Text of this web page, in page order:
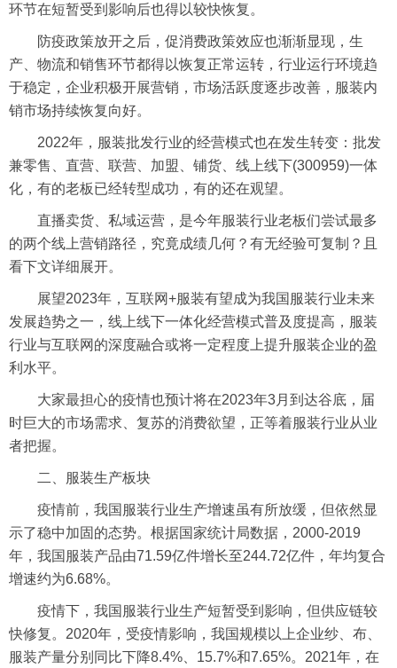
环节在短暂受到影响后也得以较快恢复。
防疫政策放开之后，促消费政策效应也渐渐显现，生
产、物流和销售环节都得以恢复正常运转，行业运行环境趋
于稳定，企业积极开展营销，市场活跃度逐步改善，服装内
销市场持续恢复向好。
2022年，服装批发行业的经营模式也在发生转变：批发
兼零售、直营、联营、加盟、铺货、线上线下(300959)一体
化，有的老板已经转型成功，有的还在观望。
直播卖货、私域运营，是今年服装行业老板们尝试最多
的两个线上营销路径，究竟成绩几何？有无经验可复制？且
看下文详细展开。
展望2023年，互联网+服装有望成为我国服装行业未来
发展趋势之一，线上线下一体化经营模式普及度提高，服装
行业与互联网的深度融合或将一定程度上提升服装企业的盈
利水平。
大家最担心的疫情也预计将在2023年3月到达谷底，届
时巨大的市场需求、复苏的消费欲望，正等着服装行业从业
者把握。
二、服装生产板块
疫情前，我国服装行业生产增速虽有所放缓，但依然显
示了稳中加固的态势。根据国家统计局数据，2000-2019
年，我国服装产品由71.59亿件增长至244.72亿件，年均复合
增速约为6.68%。
疫情下，我国服装行业生产短暂受到影响，但供应链较
快修复。2020年，受疫情影响，我国规模以上企业纱、布、
服装产量分别同比下降8.4%、15.7%和7.65%。2021年，在